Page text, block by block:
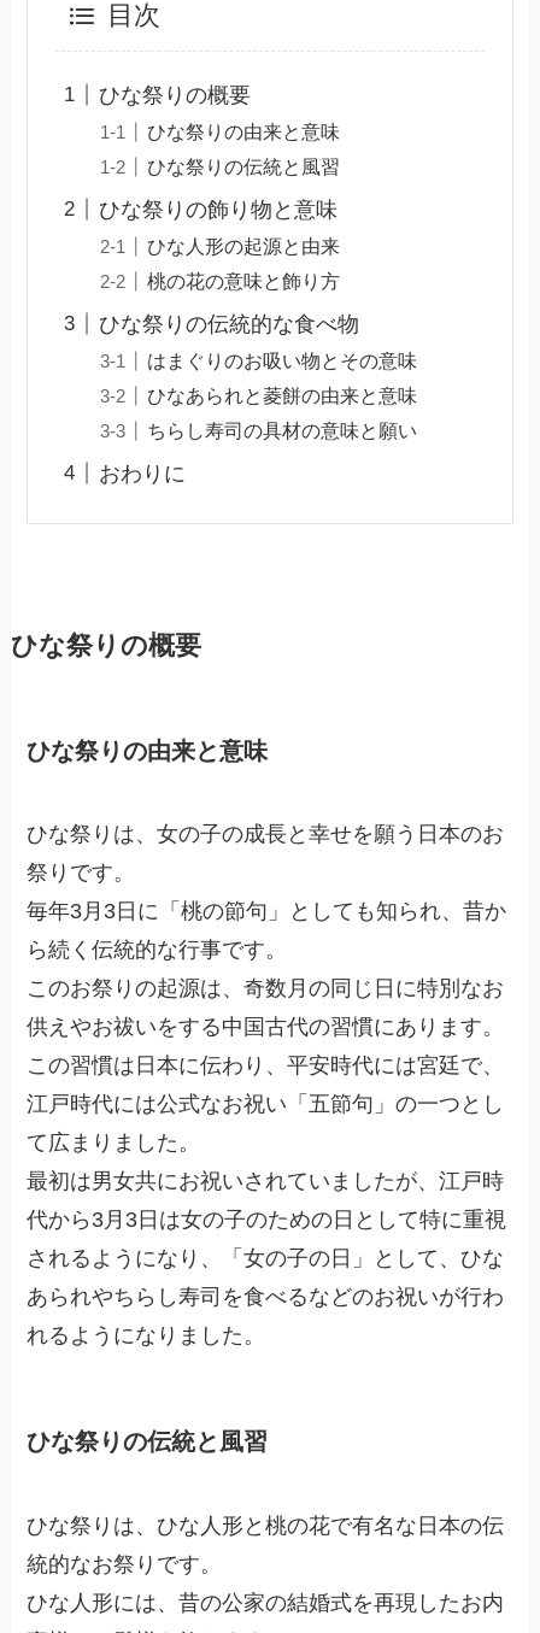
目次
ひな祭りの概要
ひな祭りの由来と意味
ひな祭りの伝統と風習
ひな祭りの飾り物と意味
ひな人形の起源と由来
桃の花の意味と飾り方
ひな祭りの伝統的な食べ物
はまぐりのお吸い物とその意味
ひなあられと菱餅の由来と意味
ちらし寿司の具材の意味と願い
おわりに
ひな祭りの概要
ひな祭りの由来と意味
ひな祭りは、女の子の成長と幸せを願う日本のお
祭りです。
毎年3月3日に「桃の節句」としても知られ、昔か
ら続く伝統的な行事です。
このお祭りの起源は、奇数月の同じ日に特別なお
供えやお祓いをする中国古代の習慣にあります。
この習慣は日本に伝わり、平安時代には宮廷で、
江戸時代には公式なお祝い「五節句」の一つとし
て広まりました。
最初は男女共にお祝いされていましたが、江戸時
代から3月3日は女の子のための日として特に重視
されるようになり、「女の子の日」として、ひな
あられやちらし寿司を食べるなどのお祝いが行わ
れるようになりました。
ひな祭りの伝統と風習
ひな祭りは、ひな人形と桃の花で有名な日本の伝
統的なお祭りです。
ひな人形には、昔の公家の結婚式を再現したお内